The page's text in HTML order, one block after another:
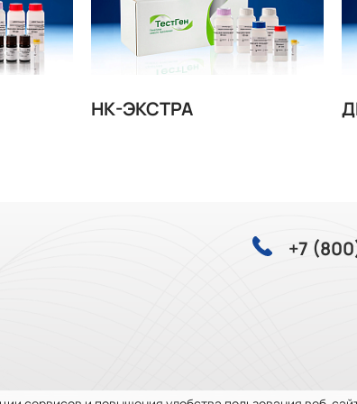
и хранения
HК-ЭКСТРА
+7